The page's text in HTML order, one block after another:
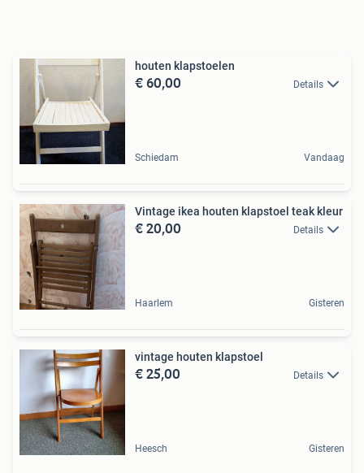
houten klapstoelen
€ 60,00 Details
Schiedam Vandaag
Vintage ikea houten klapstoel teak kleur
€ 20,00 Details
Haarlem Gisteren
vintage houten klapstoel
€ 25,00 Details
Heesch Gisteren